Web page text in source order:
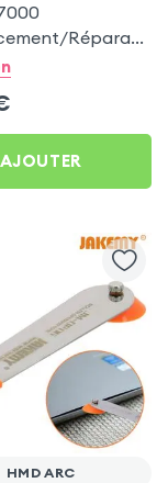
Réparation
et Châssis - 25
AJOUTER
HMD ARC